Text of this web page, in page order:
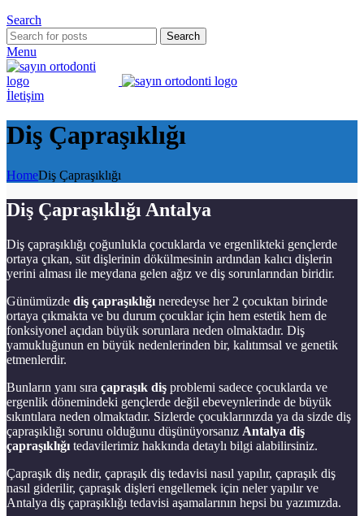
Search
Search
Menu
İletişim
Diş Çapraşıklığı
HomeDiş Çapraşıklığı
Diş Çapraşıklığı Antalya
Diş çapraşıklığı çoğunlukla çocuklarda ve ergenlikteki gençlerde
ortaya çıkan, süt dişlerinin dökülmesinin ardından kalıcı dişlerin
yerini alması ile meydana gelen ağız ve diş sorunlarından biridir.
Günümüzde diş çapraşıklığı neredeyse her 2 çocuktan birinde
ortaya çıkmakta ve bu durum çocuklar için hem estetik hem de
fonksiyonel açıdan büyük sorunlara neden olmaktadır. Diş
yamukluğunun en büyük nedenlerinden bir, kalıtımsal ve genetik
etmenlerdir.
Bunların yanı sıra çapraşık diş problemi sadece çocuklarda ve
ergenlik dönemindeki gençlerde değil ebeveynlerinde de büyük
sıkıntılara neden olmaktadır. Sizlerde çocuklarınızda ya da sizde diş
çapraşıklığı sorunu olduğunu düşünüyorsanız Antalya diş
çapraşıklığı tedavilerimiz hakkında detaylı bilgi alabilirsiniz.
Çapraşık diş nedir, çapraşık diş tedavisi nasıl yapılır, çapraşık diş
nasıl giderilir, çapraşık dişleri engellemek için neler yapılır ve
Antalya diş çapraşıklığı tedavisi aşamalarının hepsi bu yazımızda.